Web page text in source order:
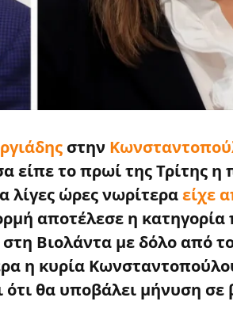
στην
είπε το πρωί της Τρίτης η
λίγες ώρες νωρίτερα είχε
αποτέλεσε η κατηγορία
Βιολάντα με δόλο από
η κυρία
θα υποβάλει μήνυση σε